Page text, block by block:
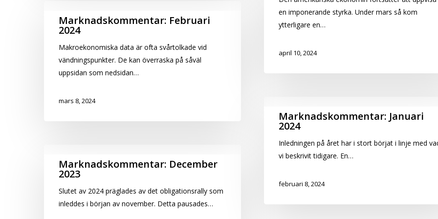
en imponerande styrka. Under mars så kom
ytterligare en…
april 10, 2024
Marknadskommentar:
Februari
Marknadskommentar: Februari
2024
Makroekonomiska data är ofta svårtolkade vid
vändningspunkter. De kan överraska på såväl
uppsidan som nedsidan…
mars 8, 2024
Marknadskommentar:
Januari
Marknadskommentar: Januari
2024
Inledningen på året har i stort börjat i linje med
vi beskrivit tidigare. En…
februari 8, 2024
Marknadskommentar:
December
Marknadskommentar: December
2023
Slutet av 2024 präglades av det obligationsrally som
inleddes i början av november. Detta pausades…